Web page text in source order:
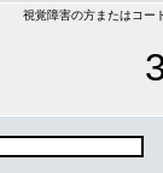
視覚障害の方またはコー